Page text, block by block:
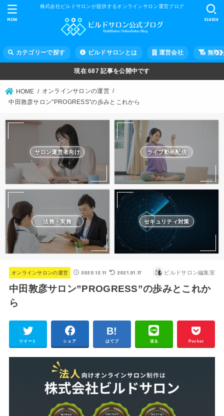
株式会社ビルドサロンが提供するオンラインサロン運営ブログ
カテゴリーで探す ビルドサロンとは 運営会社 無料
SEARCH
MENU
現在687 記事を公開中です
HOME
オンラインサロンの運営
中田敦彦サロン"PROGRESS"の歩みとこれから
サロン運営者向け ライブ動画配信
法務・実務 セキュリティ対策
オンラインサロンの運営 2020.12.11 2021.01.17 ビルドサロン編集室
中田敦彦サロン”PROGRESS”の歩みとこれか
ら
ツイート シェア はてブ 送る Pocket